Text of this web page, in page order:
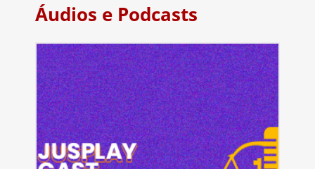
Áudios e Podcasts